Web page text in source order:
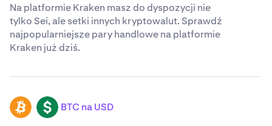
Na platformie Kraken masz do dyspozycji nie
tylko Sei, ale setki innych kryptowalut. Sprawdź
najpopularniejsze pary handlowe na platformie
Kraken już dziś.
BTC USD BTC na USD